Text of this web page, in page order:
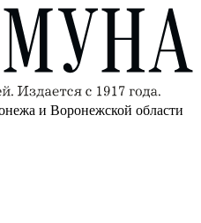
и Воронежской области